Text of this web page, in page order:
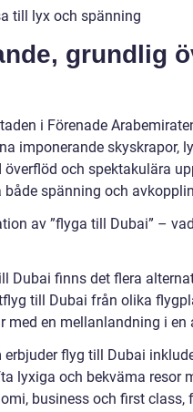
till lyx och spänning
grundlig
i Förenade
imponerande
och spektakulära
både spänning och
av ”flyga till Dubai” –
Dubai finns det flera
till Dubai från olika
med en mellanlandning i en
flyg till Dubai
lyxiga och bekväma resor
business och first